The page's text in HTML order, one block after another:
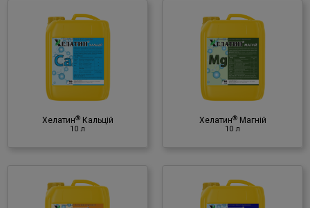
Хелатин®Кальцій
10 л
Хелатин®Магній
10 л
Магній
10 л
Мінеральне добриво
♦ магній (Mg)
БорПлюс